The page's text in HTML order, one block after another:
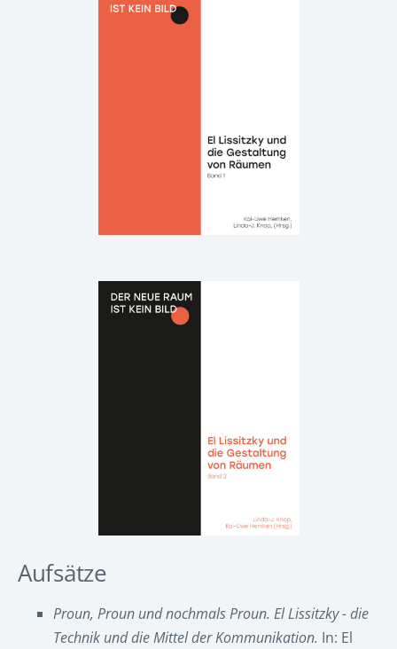
Aufsätze
Proun, Proun und nochmals Proun. El Lissitzky - die
Technik und die Mittel der Kommunikation. In: El